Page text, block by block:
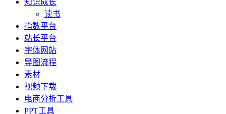
知识成长
读书
指数平台
站长平台
字体网站
导图流程
素材
视频下载
电商分析工具
PPT工具